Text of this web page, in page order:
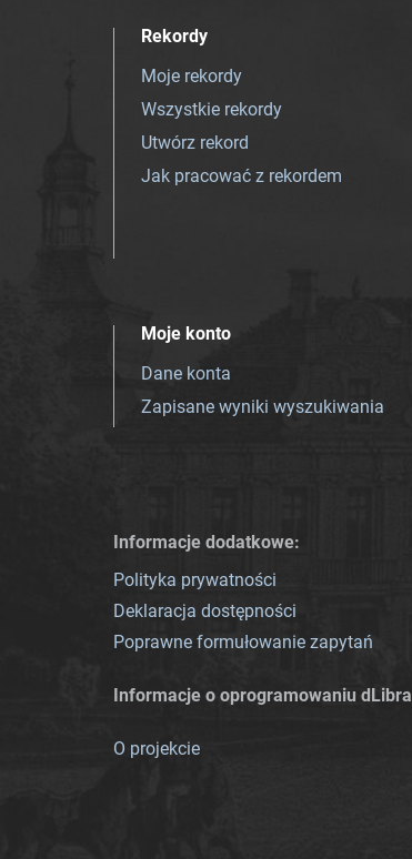
Rekordy
Moje rekordy
Wszystkie rekordy
Utwórz rekord
Jak pracować z rekordem
Moje konto
Dane konta
Zapisane wyniki wyszukiwania
Informacje dodatkowe:
Polityka prywatności
Deklaracja dostępności
Poprawne formułowanie zapytań
Informacje o oprogramowaniu dLibra
O projekcie